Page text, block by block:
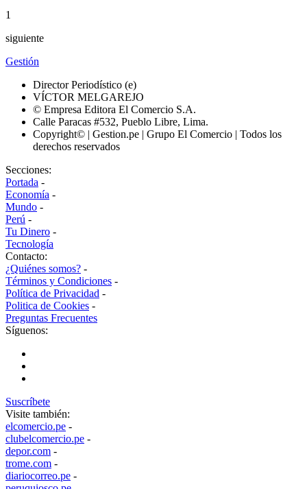
1
siguiente
Gestión
Director Periodístico (e)
VÍCTOR MELGAREJO
© Empresa Editora El Comercio S.A.
Calle Paracas #532, Pueblo Libre, Lima.
Copyright© | Gestion.pe | Grupo El Comercio | Todos los
derechos reservados
Secciones:
Portada -
Economía -
Mundo -
Perú -
Tu Dinero -
Tecnología
Contacto:
¿Quiénes somos? -
Términos y Condiciones -
Política de Privacidad -
Politica de Cookies -
Preguntas Frecuentes
Síguenos:
Suscríbete
Visite también:
elcomercio.pe -
clubelcomercio.pe -
depor.com -
trome.com -
diariocorreo.pe -